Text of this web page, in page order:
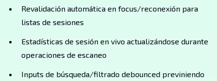
Revalidación automática en focus/reconexión para
listas de sesiones
Estadísticas de sesión en vivo actualizándose durante
operaciones de escaneo
Inputs de búsqueda/filtrado debounced previniendo